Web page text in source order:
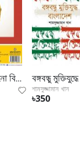
দুনিয়া মাতানো বিশ্বকাপ
শামসুজ্জামান খান
৳350